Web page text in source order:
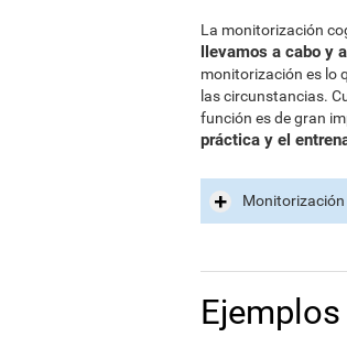
La monitorización
llevamos a cabo y
monitorización es lo
las circunstancias.
función es de gran
práctica y el